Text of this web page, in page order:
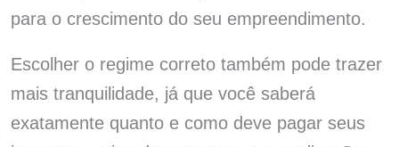
para o crescimento do seu empreendimento.
Escolher o regime correto também pode trazer
mais tranquilidade, já que você saberá
exatamente quanto e como deve pagar seus